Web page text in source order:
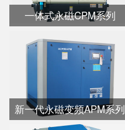
一体式永磁CPM系列
新一代永磁变频APM系列